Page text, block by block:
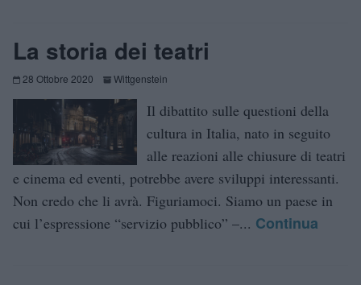
La storia dei teatri
28 Ottobre 2020 Wittgenstein
Il dibattito sulle questioni della
cultura in Italia, nato in seguito
alle reazioni alle chiusure di teatri
e cinema ed eventi, potrebbe avere sviluppi interessanti.
Non credo che li avrà. Figuriamoci. Siamo un paese in
cui l’espressione “servizio pubblico” –... Continua